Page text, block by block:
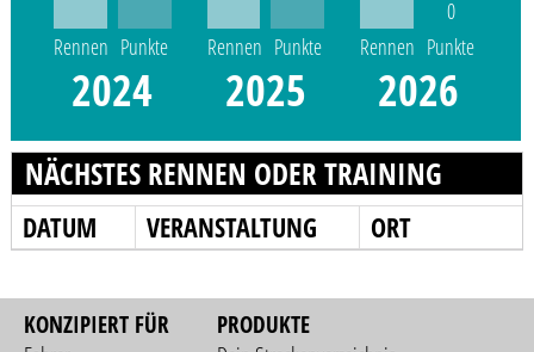
Rennen Punkte
2024
Rennen Punkte
2025
Rennen
0
Punkte
2026
NÄCHSTES RENNEN ODER TRAINING
DATUM VERANSTALTUNG ORT
KONZIPIERT FÜR
PRODUKTE